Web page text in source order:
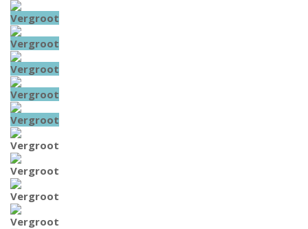
Vergroot
Vergroot
Vergroot
Vergroot
Vergroot
Vergroot
Vergroot
Vergroot
Vergroot